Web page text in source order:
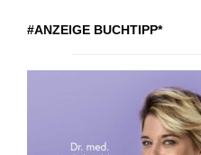
#ANZEIGE BUCHTIPP*